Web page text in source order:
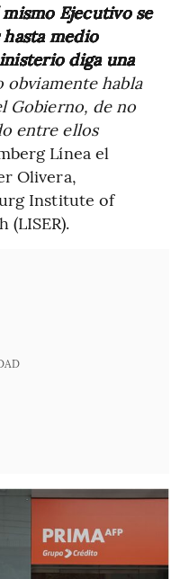
Ejecutivo se
hasta medio
diga una
obviamente habla
Gobierno, de no
entre ellos
Línea el
Olivera,
Institute of
(LISER).